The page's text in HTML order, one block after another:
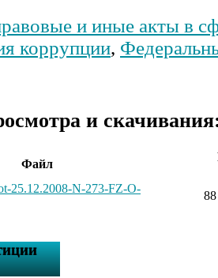
и иные акты в
коррупции,
и
Файл
25.12.2008-N-273-FZ-O-